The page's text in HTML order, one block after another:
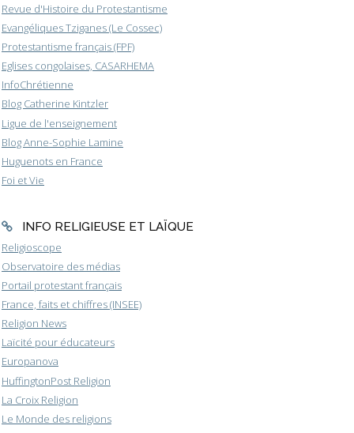
Revue d'Histoire du Protestantisme
Evangéliques Tziganes (Le Cossec)
Protestantisme français (FPF)
Eglises congolaises, CASARHEMA
InfoChrétienne
Blog Catherine Kintzler
Ligue de l'enseignement
Blog Anne-Sophie Lamine
Huguenots en France
Foi et Vie
INFO RELIGIEUSE ET LAÏQUE
Religioscope
Observatoire des médias
Portail protestant français
France, faits et chiffres (INSEE)
Religion News
Laïcité pour éducateurs
Europanova
HuffingtonPost Religion
La Croix Religion
Le Monde des religions